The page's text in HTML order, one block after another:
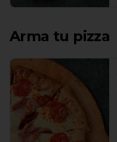
Arma tu pizza